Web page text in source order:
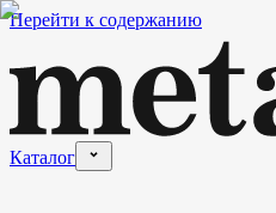
Перейти к содержанию
Каталог